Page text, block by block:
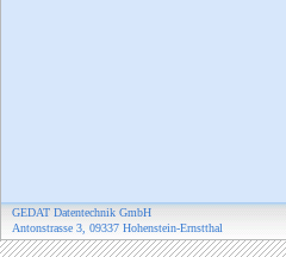
GEDAT Datentechnik GmbH
Antonstrasse 3, 09337 Hohenstein-Ernstthal